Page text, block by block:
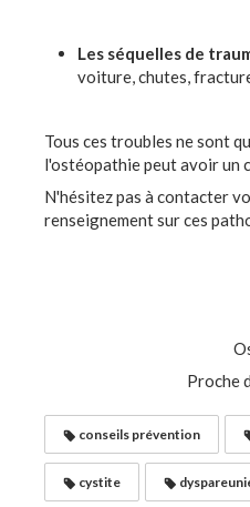
Les séquelles de
voiture, chutes,
Tous ces troubles ne sont
l'ostéopathie peut avoir un
N'hésitez pas à contacter
renseignement sur ces
Proche
conseils prévention
cystite